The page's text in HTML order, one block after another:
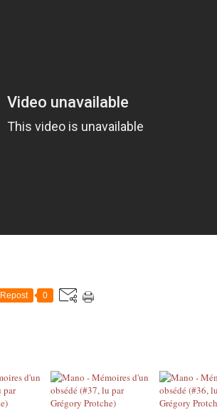
Repost 0